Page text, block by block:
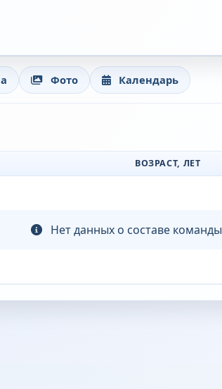
Фото Календарь
ВОЗРАСТ, ЛЕТ
Нет данных о составе команды